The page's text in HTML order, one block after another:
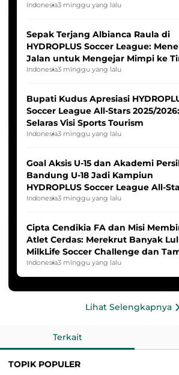
Seleksi Timnas Indonesia Putri
Indonesia3 minggu yang lalu
Sepak Terjang Albianca Raula di
HYDROPLUS Soccer League:
Jalan untuk Mengejar Mimpi ke
Indonesia Putri
Indonesia3 minggu yang lalu
Bupati Kudus Apresiasi
Soccer League All-Stars 2025/2026:
Selaras Visi Sports Tourism
Indonesia3 minggu yang lalu
Goal Aksis U-15 dan Akademi
Bandung U-18 Jadi Kampiun
HYDROPLUS Soccer League All-
2025/2026
Indonesia3 minggu yang lalu
Cipta Cendikia FA dan Misi
Atlet Cerdas: Merekrut Banyak
MilkLife Soccer Challenge dan
HYDROPLUS Soccer League
Indonesia3 minggu yang lalu
Lihat Selengkapnya
Terkait
TOPIK POPULER